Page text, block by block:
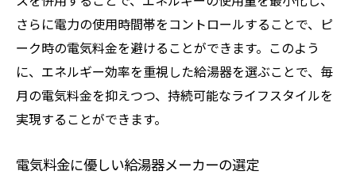
さらに電力の使用時間帯をコントロールすることで、ピ
ーク時の電気料金を避けることができます。このよう
に、エネルギー効率を重視した給湯器を選ぶことで、毎
月の電気料金を抑えつつ、持続可能なライフスタイルを
実現することができます。
電気料金に優しい給湯器メーカーの選定